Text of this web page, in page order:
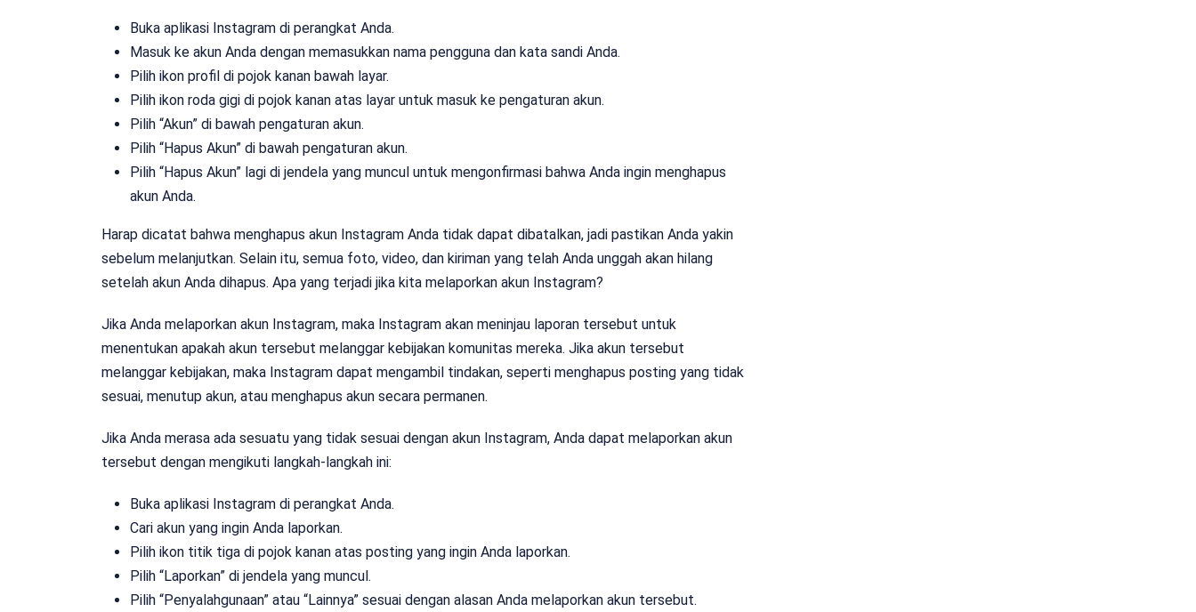
Buka aplikasi Instagram di perangkat Anda.
Masuk ke akun Anda dengan memasukkan nama pengguna dan kata sandi Anda.
Pilih ikon profil di pojok kanan bawah layar.
Pilih ikon roda gigi di pojok kanan atas layar untuk masuk ke pengaturan akun.
Pilih “Akun” di bawah pengaturan akun.
Pilih “Hapus Akun” di bawah pengaturan akun.
Pilih “Hapus Akun” lagi di jendela yang muncul untuk mengonfirmasi bahwa Anda ingin menghapus
akun Anda.
Harap dicatat bahwa menghapus akun Instagram Anda tidak dapat dibatalkan, jadi pastikan Anda yakin
sebelum melanjutkan. Selain itu, semua foto, video, dan kiriman yang telah Anda unggah akan hilang
setelah akun Anda dihapus. Apa yang terjadi jika kita melaporkan akun Instagram?
Jika Anda melaporkan akun Instagram, maka Instagram akan meninjau laporan tersebut untuk
menentukan apakah akun tersebut melanggar kebijakan komunitas mereka. Jika akun tersebut
melanggar kebijakan, maka Instagram dapat mengambil tindakan, seperti menghapus posting yang tidak
sesuai, menutup akun, atau menghapus akun secara permanen.
Jika Anda merasa ada sesuatu yang tidak sesuai dengan akun Instagram, Anda dapat melaporkan akun
tersebut dengan mengikuti langkah-langkah ini:
Buka aplikasi Instagram di perangkat Anda.
Cari akun yang ingin Anda laporkan.
Pilih ikon titik tiga di pojok kanan atas posting yang ingin Anda laporkan.
Pilih “Laporkan” di jendela yang muncul.
Pilih “Penyalahgunaan” atau “Lainnya” sesuai dengan alasan Anda melaporkan akun tersebut.